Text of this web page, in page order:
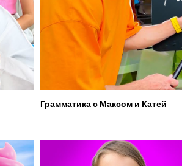
Грамматика с Максом и Катей